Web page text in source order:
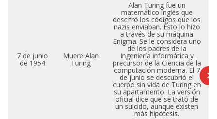
7 de junio
de 1954
Muere Alan
Turing
Alan Turing fue un
matemático inglés que
descifró los códigos que los
nazis enviaban. Esto lo hizo
a través de su máquina
Enigma. Se le considera uno
de los padres de la
Ingeniería informática y
precursor de la Ciencia de la
computación moderna. El 7
de junio se descubrió el
cuerpo sin vida de Turing en
su apartamento. La versión
oficial dice que se trató de
un suicido, aunque existen
más hipótesis.